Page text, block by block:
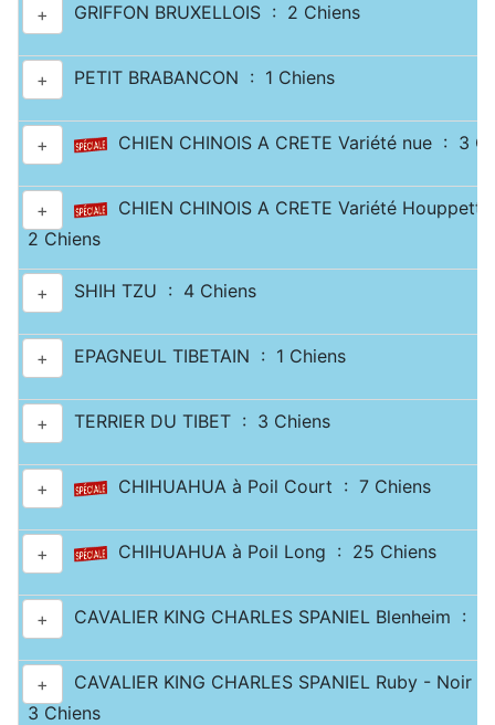
+ GRIFFON BRUXELLOIS : 2 Chiens
+ PETIT BRABANCON : 1 Chiens
+ CHIEN CHINOIS A CRETE Variété nue : 3
+
CHIEN CHINOIS A CRETE Variété
2 Chiens
+ SHIH TZU : 4 Chiens
+ EPAGNEUL TIBETAIN : 1 Chiens
+ TERRIER DU TIBET : 3 Chiens
+ CHIHUAHUA à Poil Court : 7 Chiens
+ CHIHUAHUA à Poil Long : 25 Chiens
+ CAVALIER KING CHARLES SPANIEL Blenheim :
+
CAVALIER KING CHARLES SPANIEL Ruby - Noir
3 Chiens